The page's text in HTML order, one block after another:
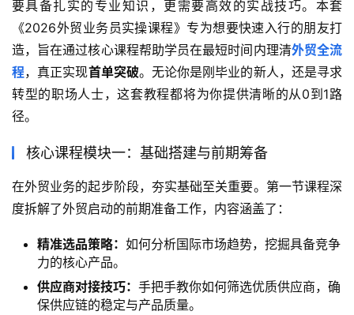
要具备扎实的专业知识，更需要高效的实战技巧。本套
《2026外贸业务员实操课程》专为想要快速入行的朋友打
造，旨在通过核心课程帮助学员在最短时间内理清外贸全流
程，真正实现首单突破。无论你是刚毕业的新人，还是寻求
转型的职场人士，这套教程都将为你提供清晰的从0到1路
径。
核心课程模块一：基础搭建与前期筹备
在外贸业务的起步阶段，夯实基础至关重要。第一节课程深
度拆解了外贸启动的前期准备工作，内容涵盖了：
精准选品策略： 如何分析国际市场趋势，挖掘具备竞争
力的核心产品。
供应商对接技巧： 手把手教你如何筛选优质供应商，确
保供应链的稳定与产品质量。